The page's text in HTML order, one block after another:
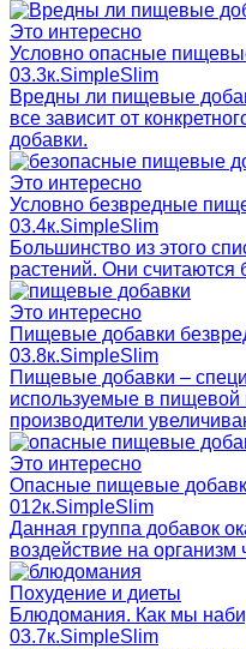
Это интересно
Условно опасные
03.3к.SimpleSlim
Вредны ли пищевые
все зависит от
добавки.
Это интересно
Условно безвредные
03.4к.SimpleSlim
Большинство из этого
растений. Они считаются
Это интересно
Пищевые добавки
03.8к.SimpleSlim
Пищевые добавки –
используемые в
производители
Это интересно
Опасные пищевые
012к.SimpleSlim
Данная группа добавок
воздействие на организм
Похудение и диеты
Блюдомания. Как мы
03.7к.SimpleSlim